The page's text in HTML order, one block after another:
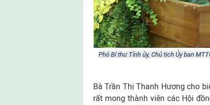
Phó Bí thư Tỉnh ủy, Chủ tịch Ủy ban
Bà Trần Thị Thanh Hương cho
rất mong thành viên các Hội